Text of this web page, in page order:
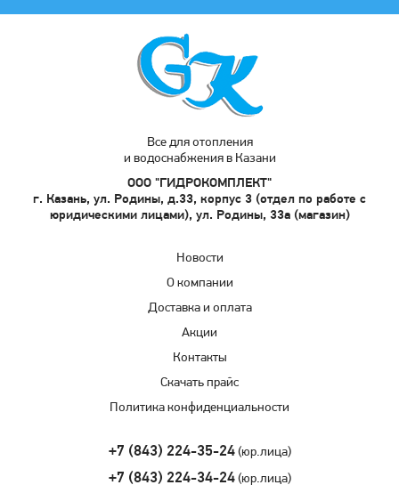
Все для отопления
и водоснабжения в Казани
ООО "ГИДРОКОМПЛЕКТ"
г. Казань, ул. Родины, д.33, корпус 3 (отдел по работе с
юридическими лицами), ул. Родины, 33а (магазин)
Новости
О компании
Доставка и оплата
Акции
Контакты
Скачать прайс
Политика конфиденциальности
+7 (843) 224-35-24(юр.лица)
+7 (843) 224-34-24(юр.лица)